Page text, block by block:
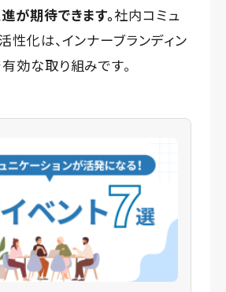
が期待できます。社内コミュ
性化は、インナーブランディン
効な取り組みです。